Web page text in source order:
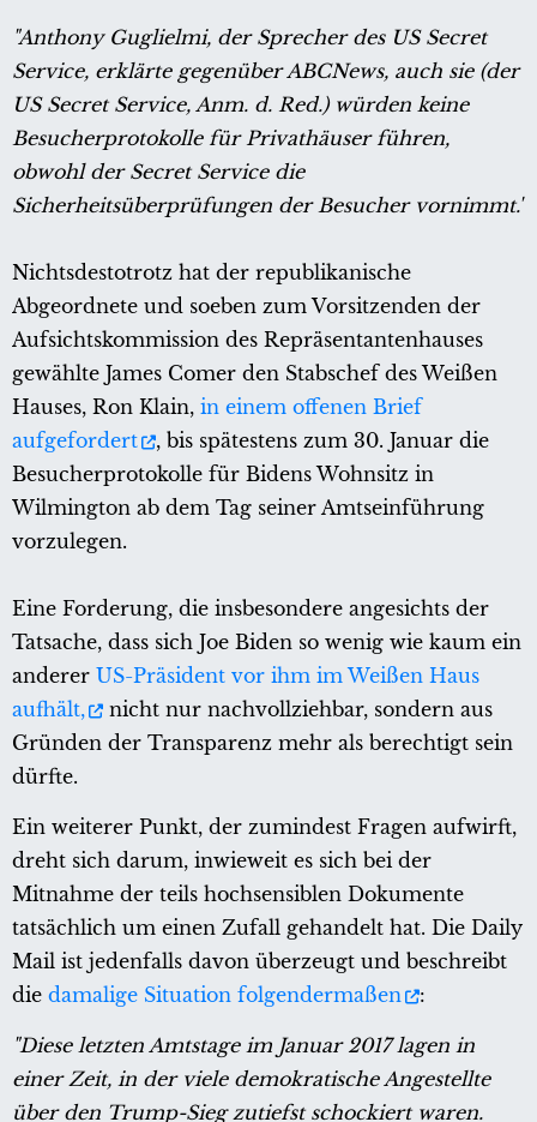
"Anthony Guglielmi, der Sprecher des US Secret
Service, erklärte gegenüber ABCNews, auch sie (der
US Secret Service, Anm. d. Red.) würden keine
Besucherprotokolle für Privathäuser führen,
obwohl der Secret Service die
Sicherheitsüberprüfungen der Besucher vornimmt."
Nichtsdestotrotz hat der republikanische
Abgeordnete und soeben zum Vorsitzenden der
Aufsichtskommission des Repräsentantenhauses
gewählte James Comer den Stabschef des Weißen
Hauses, Ron Klain, in einem offenen Brief
aufgefordert
, bis spätestens zum 30. Januar die
Besucherprotokolle für Bidens Wohnsitz in
Wilmington ab dem Tag seiner Amtseinführung
vorzulegen.
Eine Forderung, die insbesondere angesichts der
Tatsache, dass sich Joe Biden so wenig wie kaum ein
anderer US-Präsident vor ihm im Weißen Haus
aufhält,
nicht nur nachvollziehbar, sondern aus
Gründen der Transparenz mehr als berechtigt sein
dürfte.
Ein weiterer Punkt, der zumindest Fragen aufwirft,
dreht sich darum, inwieweit es sich bei der
Mitnahme der teils hochsensiblen Dokumente
tatsächlich um einen Zufall gehandelt hat. Die Daily
Mail ist jedenfalls davon überzeugt und beschreibt
die damalige Situation folgendermaßen :
"Diese letzten Amtstage im Januar 2017 lagen in
einer Zeit, in der viele demokratische Angestellte
über den Trump-Sieg zutiefst schockiert waren.